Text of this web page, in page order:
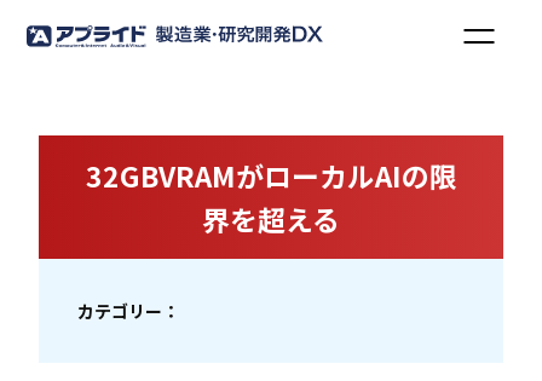
32GBVRAMがローカルAIの限
界を超える
カテゴリー：